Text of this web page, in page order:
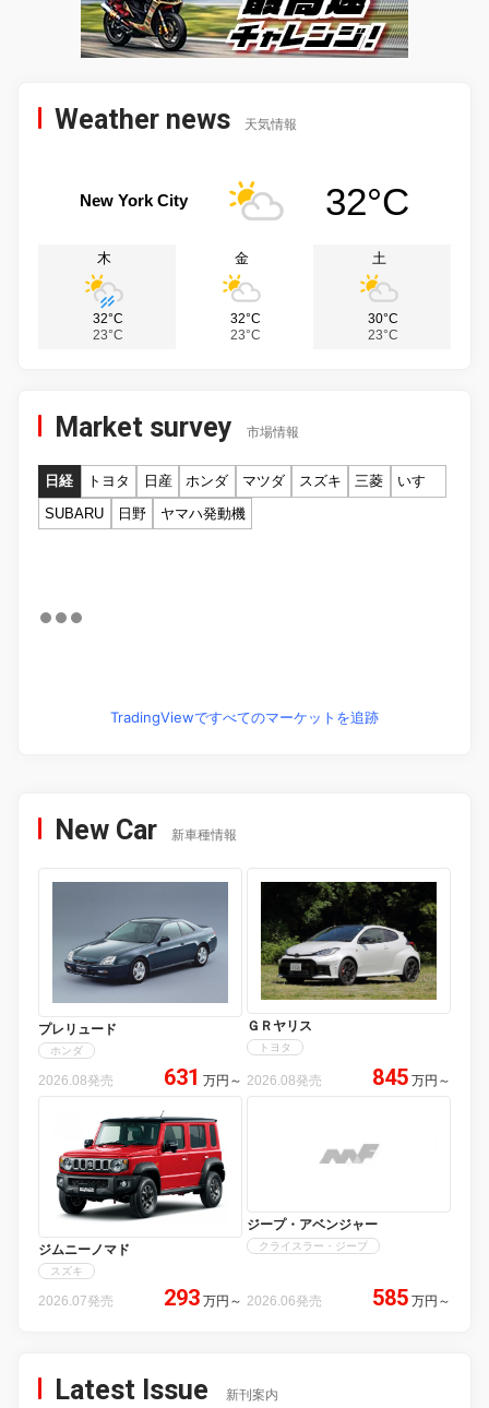
Weather news 天気情報
New York City 32°C
木
32°C
23°C
金
32°C
23°C
土
30°C
23°C
Market survey 市場情報
日経 トヨタ 日産 ホンダ マツダ スズキ 三菱
いすゞ
SUBARU
日野 ヤマハ発動機
TradingViewですべてのマーケットを追跡
New Car 新車種情報
プレリュード
ホンダ
2026.08発売 631 万円 ～
ＧＲヤリス
トヨタ
2026.08発売 845 万円 ～
ジムニーノマド
スズキ
2026.07発売 293 万円 ～
ジープ・アベンジャー
クライスラー・ジープ
2026.06発売 585 万円 ～
Latest Issue 新刊案内